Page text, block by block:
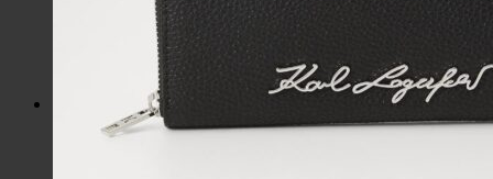
Šperky
Slnečné okuliare
Hrnčeky a poháre s potlačou
Darčekové poukážky
Pánska móda
Kategórie